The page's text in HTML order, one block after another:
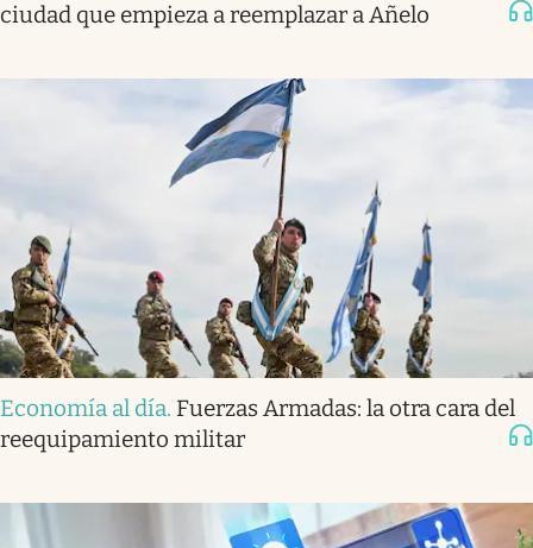
ciudad que empieza a reemplazar a Añelo
Economía al día. Fuerzas Armadas: la otra cara del
reequipamiento militar